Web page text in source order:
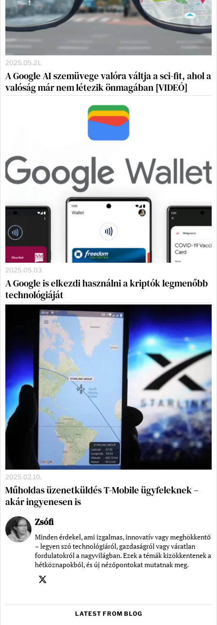
2025.05.21.
A Google AI szemüvege valóra váltja a sci-fit, ahol a
valóság már nem létezik önmagában [VIDEÓ]
2025.05.03.
A Google is elkezdi használni a kriptók legmenőbb
technológiáját
2025.02.10.
Műholdas üzenetküldés T-Mobile ügyfeleknek –
akár ingyenesen is
Zsófi
Minden érdekel, ami izgalmas, innovatív vagy meghökkentő
– legyen szó technológiáról, gazdaságról vagy váratlan
fordulatokról a nagyvilágban. Ezek a témák kizökkentenek a
hétköznapokból, és új nézőpontokat mutatnak meg.
LATEST FROM BLOG